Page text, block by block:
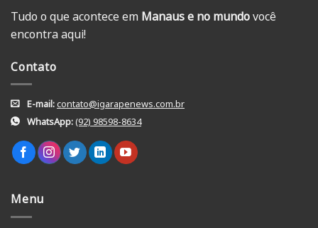
Tudo o que acontece em Manaus e no mundovocê
encontra aqui!
Contato
E-mail:contato@igarapenews.com.br
WhatsApp:(92) 98598-8634
Menu